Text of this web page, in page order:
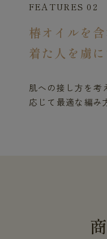
FEATURES 02
椿オイルを含
着た人を虜
肌への接し方を考
応じて最適な編み
商